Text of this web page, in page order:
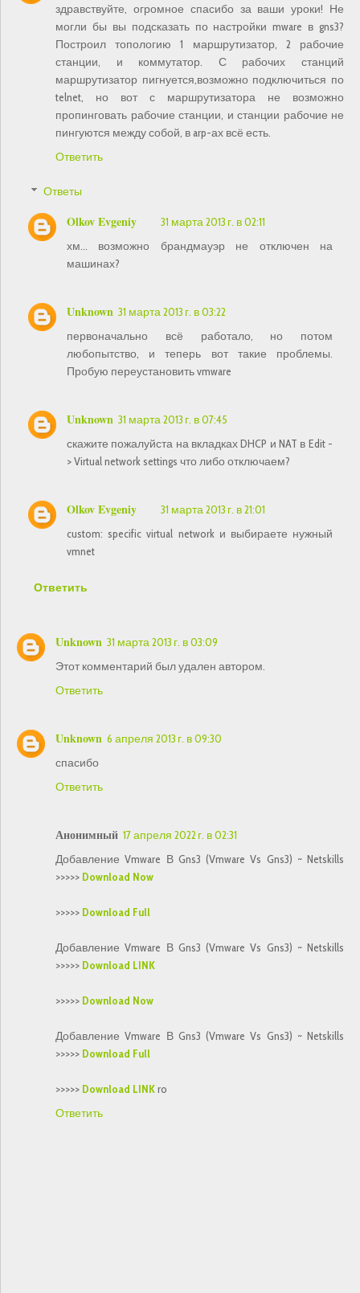
здравствуйте, огромное спасибо за ваши уроки! Не
могли бы вы подсказать по настройки mware в gns3?
Построил топологию 1 маршрутизатор, 2 рабочие
станции, и коммутатор. С рабочих станций
маршрутизатор пигнуется,возможно подключиться по
telnet, но вот с маршрутизатора не возможно
пропинговать рабочие станции, и станции рабочие не
пингуются между собой, в arp-ах всё есть.
Ответить
Ответы
Olkov Evgeniy
31 марта 2013 г. в 02:11
хм... возможно брандмауэр не отключен на
машинах?
Unknown 31 марта 2013 г. в 03:22
первоначально всё работало, но потом
любопытство, и теперь вот такие проблемы.
Пробую переустановить vmware
Unknown 31 марта 2013 г. в 07:45
скажите пожалуйста на вкладках DHCP и NAT в Edit -
> Virtual network settings что либо отключаем?
Olkov Evgeniy
31 марта 2013 г. в 21:01
custom: specific virtual network и выбираете нужный
vmnet
Ответить
Unknown 31 марта 2013 г. в 03:09
Этот комментарий был удален автором.
Ответить
Unknown 6 апреля 2013 г. в 09:30
спасибо
Ответить
Анонимный 17 апреля 2022 г. в 02:31
Добавление Vmware В Gns3 (Vmware Vs Gns3) ~ Netskills
>>>>> Download Now
>>>>> Download Full
Добавление Vmware В Gns3 (Vmware Vs Gns3) ~ Netskills
>>>>> Download LINK
>>>>> Download Now
Добавление Vmware В Gns3 (Vmware Vs Gns3) ~ Netskills
>>>>> Download Full
>>>>> Download LINKro
Ответить